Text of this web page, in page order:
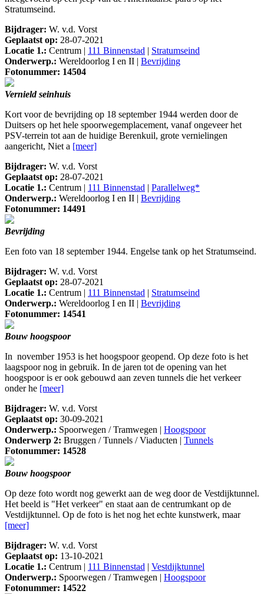
Stratumseind.
Bijdrager: W. v.d. Vorst
Geplaatst op: 28-07-2021
Locatie 1.: Centrum | 111 Binnenstad | Stratumseind
Onderwerp.: Wereldoorlog I en II | Bevrijding
Fotonummer: 14504
Vernield seinhuis
Kort voor de bevrijding op 18 september 1944 werden door de
Duitsers op het hele spoorwegemplacement, vanaf ongeveer het
PSV-terrein tot aan de huidige Berenkuil, grote vernielingen
aangericht, Niet a [meer]
Bijdrager: W. v.d. Vorst
Geplaatst op: 28-07-2021
Locatie 1.: Centrum | 111 Binnenstad | Parallelweg*
Onderwerp.: Wereldoorlog I en II | Bevrijding
Fotonummer: 14491
Bevrijding
Een foto van 18 september 1944. Engelse tank op het Stratumseind.
Bijdrager: W. v.d. Vorst
Geplaatst op: 28-07-2021
Locatie 1.: Centrum | 111 Binnenstad | Stratumseind
Onderwerp.: Wereldoorlog I en II | Bevrijding
Fotonummer: 14541
Bouw hoogspoor
In november 1953 is het hoogspoor geopend. Op deze foto is het
laagspoor nog in gebruik. In de jaren tot de opening van het
hoogspoor is er ook gebouwd aan zeven tunnels die het verkeer
onder he [meer]
Bijdrager: W. v.d. Vorst
Geplaatst op: 30-09-2021
Onderwerp.: Spoorwegen / Tramwegen | Hoogspoor
Onderwerp 2: Bruggen / Tunnels / Viaducten | Tunnels
Fotonummer: 14528
Bouw hoogspoor
Op deze foto wordt nog gewerkt aan de weg door de Vestdijktunnel.
Het beeld is "Het verkeer" en staat aan de centrumkant op de
Vestdijktunnel. Op de foto is het nog het echte kunstwerk, maar
[meer]
Bijdrager: W. v.d. Vorst
Geplaatst op: 13-10-2021
Locatie 1.: Centrum | 111 Binnenstad | Vestdijktunnel
Onderwerp.: Spoorwegen / Tramwegen | Hoogspoor
Fotonummer: 14522